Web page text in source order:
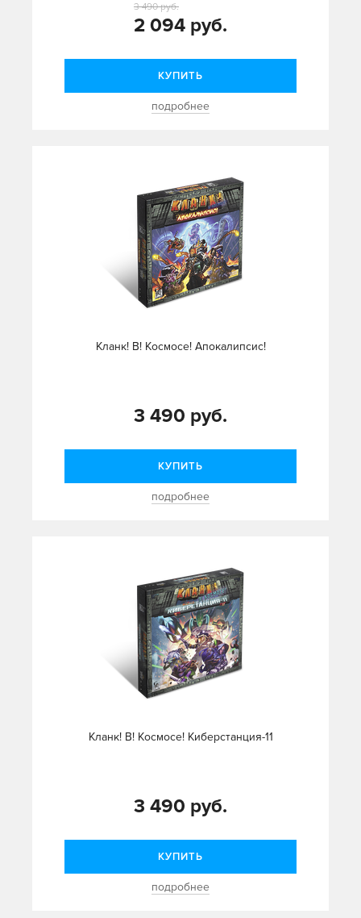
2 094 руб.
3 490 руб.
КУПИТЬ
подробнее
Кланк! В! Космосе! Апокалипсис!
3 490 руб.
КУПИТЬ
подробнее
Кланк! В! Космосе! Киберстанция-11
3 490 руб.
КУПИТЬ
подробнее